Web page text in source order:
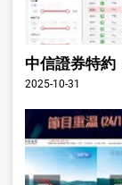
中信證券特
2025-10-31